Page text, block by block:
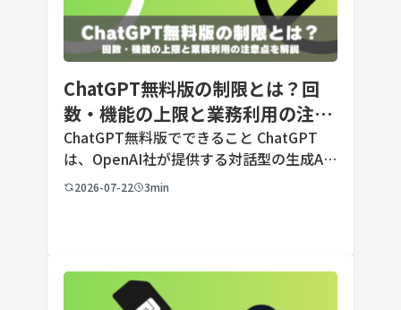
ChatGPT無料版の制限とは？回
数・機能の上限と業務利用の注意
点を解説【2026年最新】
ChatGPT無料版でできること ChatGPT
は、OpenAI社が提供する対話型の生成AI
サービスです。アカウントを登録すれば無
2026-07-22 3min